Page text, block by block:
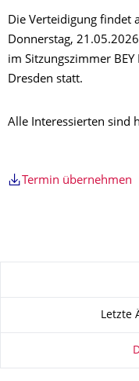
Die Verteidigung findet
Donnerstag,
im Sitzungszimmer
Dresden statt.
Alle Interessierten sind
Termin übernehmen
Letzte